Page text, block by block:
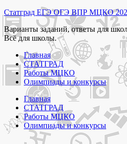
Перейти
к
содержимому
Статград ЕГЭ ОГЭ ВПР МЦКО
Варианты заданий, ответы для
Всё для школы.
Главная
СТАТГРАД
Работы МЦКО
Олимпиады и конкурсы
Главная
СТАТГРАД
Работы МЦКО
Олимпиады и конкурсы